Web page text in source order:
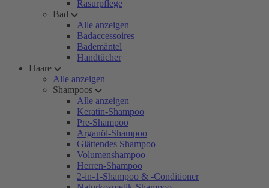
Rasurpflege
Bad
Alle anzeigen
Badaccessoires
Bademäntel
Handtücher
Haare
Alle anzeigen
Shampoos
Alle anzeigen
Keratin-Shampoo
Pre-Shampoo
Arganöl-Shampoo
Glättendes Shampoo
Volumenshampoo
Herren-Shampoo
2-in-1-Shampoo & -Conditioner